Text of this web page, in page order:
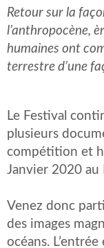
Retour sur la
l’anthropocène,
humaines ont
terrestre d’une
Le Festival
plusieurs
compétition et
Janvier 2020
Venez donc
des images
océans.